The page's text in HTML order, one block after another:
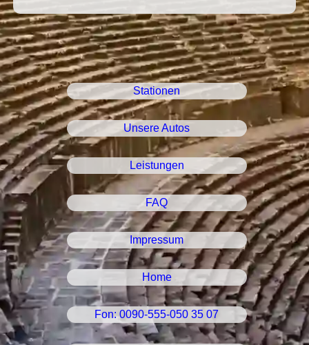
Stationen
Unsere Autos
Leistungen
FAQ
Impressum
Home
Fon: 0090-555-050 35 07